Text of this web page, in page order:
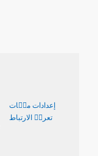
إعدادات ملٝات
تعريٝ الارتباط